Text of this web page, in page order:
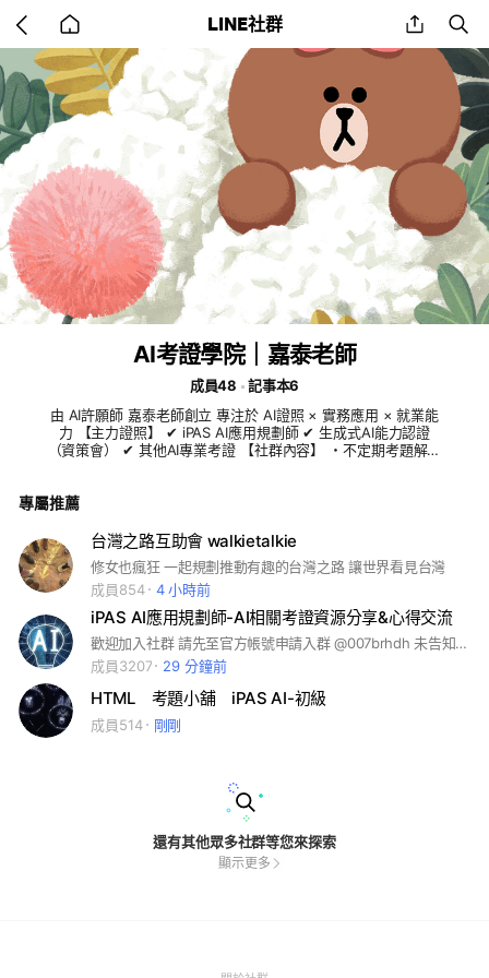
back
to
home
LINE社群 share
AI考證學院｜嘉泰老師
成員48
記事本6
由 AI許願師 嘉泰老師創立 專注於 AI證照 × 實務應用 × 就業能
力 【主力證照】 ✔ iPAS AI應用規劃師 ✔ 生成式AI能力認證
（資策會） ✔ 其他AI專業考證 【社群內容】 ・不定期考題解析
專屬推薦
台灣之路互助會 walkietalkie
修女也瘋狂 一起規劃推動有趣的台灣之路 讓世界看見台灣
成員854
4 小時前
iPAS AI應用規劃師-AI相關考證資源分享&心得交流
歡迎加入社群 請先至官方帳號申請入群 @007brhdh 未告知官方帳號者恕不受理，謝謝 #iPAS #AI應用規劃師 #AI賦能 #AI轉型 #AI人才 #AI導入 #AI工具 #AI引擎
成員3207
29 分鐘前
HTML 考題小舖 iPAS AI-初級
成員514 剛剛
還有其他眾多社群等您來探索
顯示更多